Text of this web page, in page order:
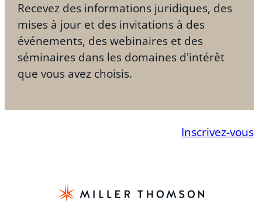
Recevez des informations juridiques, des
mises à jour et des invitations à des
événements, des webinaires et des
séminaires dans les domaines d'intérêt
que vous avez choisis.
Inscrivez-vous